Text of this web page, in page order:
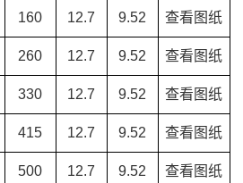
160 12.7 9.52
查看图纸
260 12.7 9.52
查看图纸
330 12.7 9.52
查看图纸
415 12.7 9.52
查看图纸
500 12.7 9.52 查看图纸